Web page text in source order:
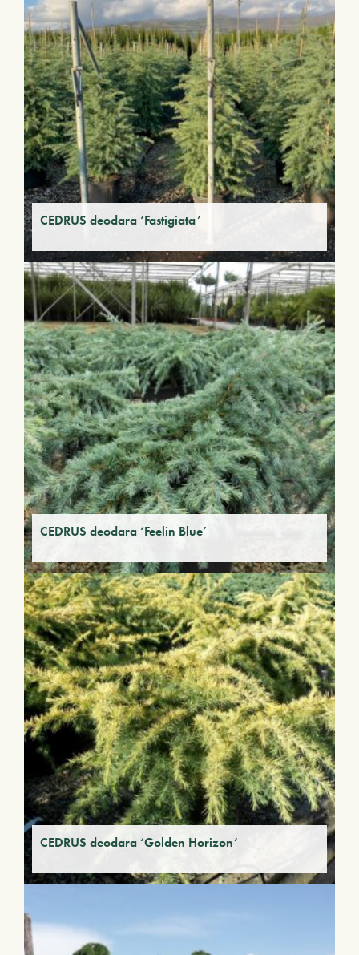
CEDRUS deodara ‘Fastigiata’
CEDRUS deodara ‘Feelin Blue’
CEDRUS deodara ‘Golden Horizon’